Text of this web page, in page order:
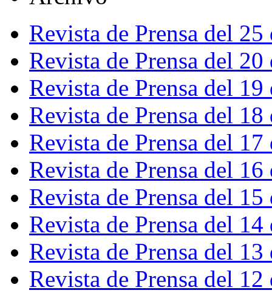
Revista de Prensa del
Revista de Prensa del
Revista de Prensa del
Revista de Prensa del
Revista de Prensa del
Revista de Prensa del
Revista de Prensa del
Revista de Prensa del
Revista de Prensa del
Revista de Prensa del